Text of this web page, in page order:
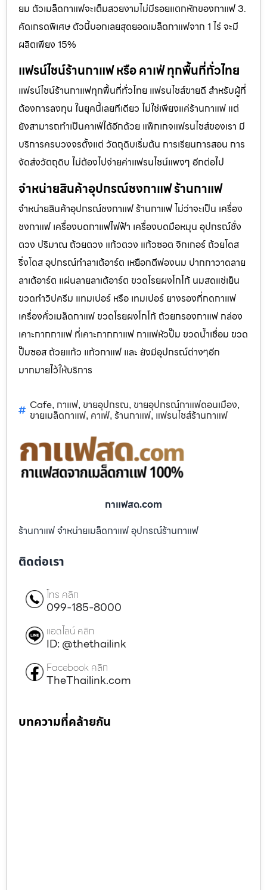
ยม ตัวเมล็ดกาแฟจะเต็มสวยงามไม่มีรอยแตกหักของกาแฟ 3.
คัดเกรดพิเศษ ตัวนี้บอกเลยสุดยอดเมล็ดกาแฟจาก 1 ไร่ จะมี
ผลิตเพียง 15%
แฟรน์ไชน์ร้านกาแฟ หรือ คาเฟ่ ทุกพื้นที่ทั่วไทย
แฟรน์ไชน์ร้านกาแฟทุกพื้นที่ทั่วไทย แฟรนไชส์ขายดี สำหรับผู้ที่
ต้องการลงทุน ในยุคนี้เลยทีเดียว ไม่ใช่เพียงแค่ร้านกาแฟ แต่
ยังสามารถทำเป็นคาเฟ่ได้อีกด้วย แพ็กเกจแฟรนไชส์ของเรา มี
บริการครบวงจรตั้งแต่ วัตถุดิบเริ่มต้น การเรียนการสอน การ
จัดส่งวัตถุดิบ ไม่ต้องไปจ่ายค่าเเฟรนไชน์แพงๆ อีกต่อไป
จำหน่ายสินค้าอุปกรณ์ชงกาแฟ ร้านกาแฟ
จำหน่ายสินค้าอุปกรณ์ชงกาแฟ ร้านกาแฟ ไม่ว่าจะเป็น เครื่อง
ชงกาแฟ เครื่องบดกาแฟไฟฟ้า เครื่องบดมือหมุน อุปกรณ์ชั่ง
ตวง ปริมาณ ถ้วยตวง แก้วตวง แก้วซอต จิกเกอร์ ถ้วยโดส
ริ่งโดส อุปกรณ์ทำลาเต้อาร์ต เหยือกตีฟองนม ปากกาวาดลาย
ลาเต้อาร์ต แผ่นลายลาเต้อาร์ต ขวดโรยผงโกโก้ นมสดแช่เย็น
ขวดทำวิปครีม แทมเปอร์ หรือ เทมเปอร์ ยางรองที่กดกาแฟ
เครื่องคั่วเมล็ดกาแฟ ขวดโรยผงโกโก้ ถ้วยกรองกาแฟ กล่อง
เคาะกากกาแฟ ที่เคาะกากกาแฟ กาแฟหัวปั๊ม ขวดน้ำเชื่อม ขวด
ปั๊มซอส ถ้วยแก้ว แก้วกาแฟ และ ยังมีอุปกรณ์ต่างๆอีก
มากมายไว้ให้บริการ
Cafe, กาแฟ, ขายอุปกรณ, ขายอุปกรณ์กาแฟดอนเมือง,
ขายเมล็ดกาแฟ, คาเฟ่, ร้านกาแฟ, แฟรนไชส์ร้านกาแฟ
กาแฟสด.com
ร้านกาแฟ จำหน่ายเมล็ดกาแฟ อุปกรณ์ร้านกาแฟ
ติดต่อเรา
โทร คลิก
099-185-8000
แอดไลน์ คลิก
ID: @thethailink
Facebook คลิก
TheThailink.com
บทความที่คล้ายกัน